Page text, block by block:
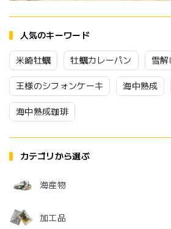
人気のキーワード
米崎牡蠣 牡蠣カレーパン 雪解
王様のシフォンケーキ 海中熟成
海中熟成珈琲
カテゴリから選ぶ
海産物
加工品